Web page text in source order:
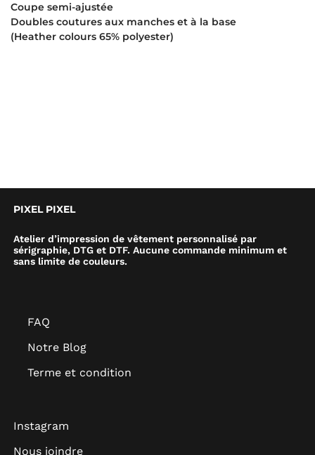
Coupe semi-ajustée
Doubles coutures aux manches et à la base
(Heather colours 65% polyester)
PIXEL PIXEL
Atelier d’impression de vêtement personnalisé par
sérigraphie, DTG et DTF. Aucune commande minimum et
sans limite de couleurs.
FAQ
Notre Blog
Terme et condition
Instagram
Nous joindre